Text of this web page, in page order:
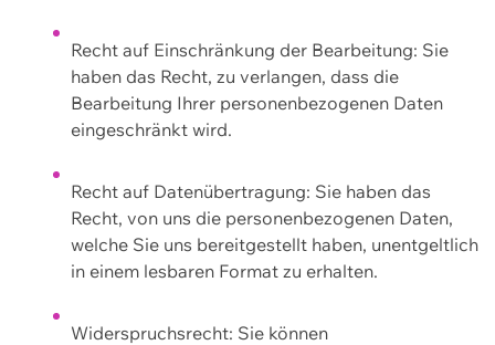
Recht auf Einschränkung der Bearbeitung: Sie
haben das Recht, zu verlangen, dass die
Bearbeitung Ihrer personenbezogenen Daten
eingeschränkt wird.
Recht auf Datenübertragung: Sie haben das
Recht, von uns die personenbezogenen Daten,
welche Sie uns bereitgestellt haben, unentgeltlich
in einem lesbaren Format zu erhalten.
Widerspruchsrecht: Sie können